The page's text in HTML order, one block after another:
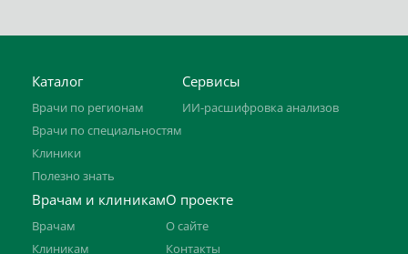
Каталог
Врачи по регионам
Врачи по специальностям
Клиники
Полезно знать
Сервисы
ИИ-расшифровка анализов
Врачам и клиникам
Врачам
Клиникам
О проекте
О сайте
Контакты